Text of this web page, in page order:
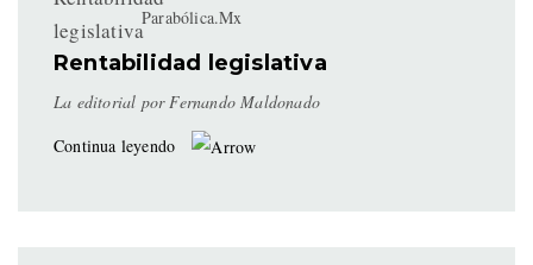
Parabólica.Mx
Rentabilidad legislativa
La editorial por Fernando Maldonado
Continua leyendo